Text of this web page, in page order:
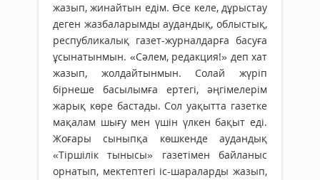
жазып, жинайтын едім. Өсе келе, дұрыстау
деген жазбаларымды аудандық, облыстық,
республикалық газет-журналдарға басуға
ұсынатынмын. «Сәлем, редакция!» деп хат
жазып, жолдайтынмын. Солай жүріп
бірнеше басылымға ертегі, әңгімелерім
жарық көре бастады. Сол уақытта газетке
мақалам шығу мен үшін үлкен бақыт еді.
Жоғары сыныпқа көшкенде аудандық
«Тіршілік тынысы» газетімен байланыс
орнатып, мектептегі іс-шараларды жазып,